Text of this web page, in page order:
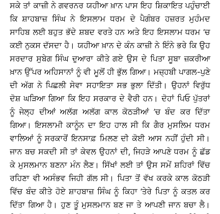
ਸਕੇ ਤਾਂ ਕਾਜ਼ੀ ਨੇ ਗਵਰਨਰ ਯਹੀਆ ਖ਼ਾਨ ਪਾਸ ਇਹ ਸ਼ਿਕਾਇਤ ਪਹੁੰਚਾਈ
ਕਿ ਸ਼ਾਹਬਾਜ਼ ਸਿੰਘ ਨੇ ਇਸਲਾਮ ਧਰਮ ਦੇ ਪੈਗੰਬਰ ਹਜ਼ਰਤ ਮੁਹੰਮਦ
ਸਾਹਿਬ ਲਈ ਬਹੁਤ ਭੱਦੇ ਸ਼ਬਦ ਵਰਤੇ ਹਨ ਅਤੇ ਇਹ ਇਸਲਾਮ ਧਰਮ ’ਚ
ਕਈ ਨੁਕਸ ਦੱਸਦਾ ਹੈ। ਯਹੀਆ ਖ਼ਾਨ ਦੇ ਕੰਨ ਕਾਜ਼ੀ ਨੇ ਇੰਨੇ ਭਰੇ ਕਿ ਉਹ
ਸਰਦਾਰ ਸੁਬੇਗ ਸਿੰਘ ਦੁਆਰਾ ਕੀਤੇ ਗਏ ਉਸ ਦੇ ਪਿਤਾ ਸੂਬਾ ਜ਼ਕਰੀਆ
ਖ਼ਾਨ ਉੱਪਰ ਅਹਿਸਾਨਾਂ ਨੂੰ ਵੀ ਮੂਲੋਂ ਹੀ ਭੁੱਲ ਗਿਆ। ਮਜ਼੍ਹਬੀ ਪਾਗਲ-ਪੁਣੇ
ਦੀ ਅੱਗ ਨੇ ਪਿਛਲੀ ਸੇਵਾ ਸਹਾਇਤਾ ਸਭ ਭੁਲਾ ਦਿੱਤੀ। ਉਹਨਾਂ ਵਿਰੁੱਧ
ਦੋਸ਼ ਘੜਿਆ ਗਿਆ ਕਿ ਇਹ ਸਰਕਾਰ ਦੇ ਵੈਰੀ ਹਨ। ਦੋਹਾਂ ਪਿਓ ਪੁੱਤਰਾਂ
ਨੂੰ ਜੇਲ੍ਹ ਦੀਆਂ ਅਲੱਗ ਅਲੱਗ ਕਾਲ ਕੋਠੜੀਆਂ ’ਚ ਬੰਦ ਕਰ ਦਿੱਤਾ
ਗਿਆ। ਇਸਲਾਮੀ ਕਾਨੂੰਨ ਦਾ ਇਹ ਹਾਲ ਸੀ ਕਿ ਗੈਰ ਮੁਸਲਿਮ ਧਰਮ
ਵਾਲਿਆਂ ਨੂੰ ਸਰਕਾਰੋਂ ਇਨਸਾਫ਼ ਮਿਲਣ ਦੀ ਕੋਈ ਆਸ ਨਹੀਂ ਹੁੰਦੀ ਸੀ।
ਜਾਨ ਬਚ ਸਕਦੀ ਸੀ ਤਾਂ ਕੇਵਲ ਉਹਨਾਂ ਦੀ, ਜਿਹੜੇ ਆਪਣੇ ਧਰਮ ਨੂੰ ਛੱਡ
ਕੇ ਮੁਸਲਮਾਨ ਬਣਨਾ ਮੰਨ ਲੈਣ। ਸਿੱਖਾਂ ਲਈ ਤਾਂ ਉਸ ਸਮੇਂ ਸ਼ਹਿਰਾਂ ਵਿੱਚ
ਰਹਿਣਾ ਵੀ ਅਸੰਭਵ ਜਿਹੀ ਗੱਲ ਸੀ। ਪਿਤਾ ਤੋਂ ਵੱਖ ਕਰਕੇ ਕਾਲ ਕੋਠੜੀ
ਵਿੱਚ ਬੰਦ ਕੀਤੇ ਹੋਏ ਸ਼ਾਹਬਾਜ਼ ਸਿੰਘ ਨੂੰ ਕਿਹਾ ‘ਤੇਰੇ ਪਿਤਾ ਨੂੰ ਕਤਲ ਕਰ
ਦਿੱਤਾ ਗਿਆ ਹੈ। ਹੁਣ ਤੂੰ ਮੁਸਲਮਾਨ ਬਣ ਜਾ ਤੇ ਆਪਣੀ ਜਾਨ ਬਚਾ ਲੈ।